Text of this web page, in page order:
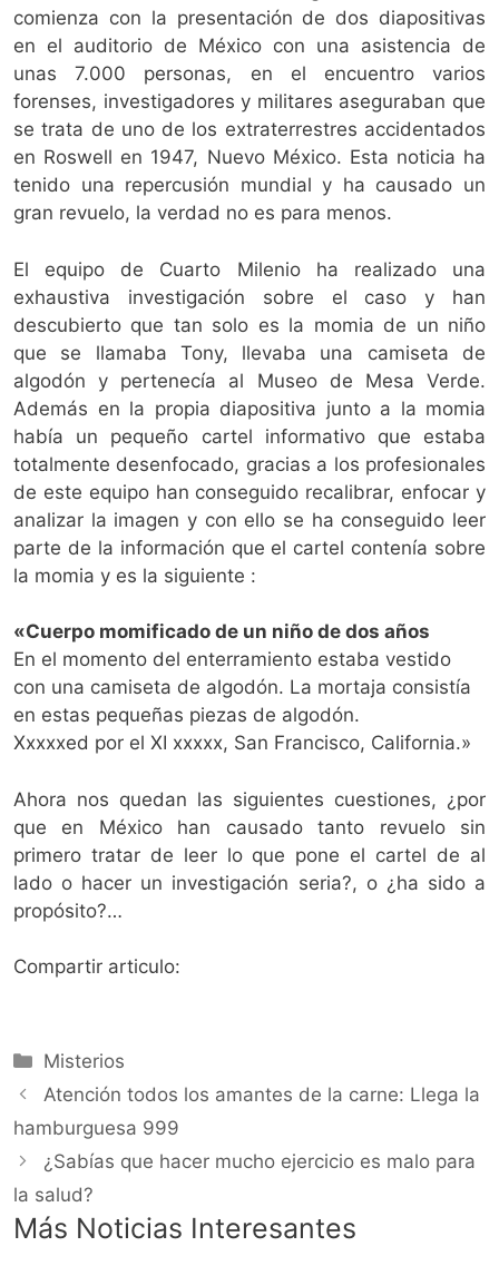
comienza con la presentación de dos diapositivas
en el auditorio de México con una asistencia de
unas 7.000 personas, en el encuentro varios
forenses, investigadores y militares aseguraban que
se trata de uno de los extraterrestres accidentados
en Roswell en 1947, Nuevo México. Esta noticia ha
tenido una repercusión mundial y ha causado un
gran revuelo, la verdad no es para menos.
El equipo de Cuarto Milenio ha realizado una
exhaustiva investigación sobre el caso y han
descubierto que tan solo es la momia de un niño
que se llamaba Tony, llevaba una camiseta de
algodón y pertenecía al Museo de Mesa Verde.
Además en la propia diapositiva junto a la momia
había un pequeño cartel informativo que estaba
totalmente desenfocado, gracias a los profesionales
de este equipo han conseguido recalibrar, enfocar y
analizar la imagen y con ello se ha conseguido leer
parte de la información que el cartel contenía sobre
la momia y es la siguiente :
«Cuerpo momificado de un niño de dos años
En el momento del enterramiento estaba vestido
con una camiseta de algodón. La mortaja consistía
en estas pequeñas piezas de algodón.
Xxxxxed por el XI xxxxx, San Francisco, California.»
Ahora nos quedan las siguientes cuestiones, ¿por
que en México han causado tanto revuelo sin
primero tratar de leer lo que pone el cartel de al
lado o hacer un investigación seria?, o ¿ha sido a
propósito?…
Compartir articulo:
Categorías
Misterios
Atención todos los amantes de la carne: Llega la
hamburguesa 999
¿Sabías que hacer mucho ejercicio es malo para
la salud?
Más Noticias Interesantes